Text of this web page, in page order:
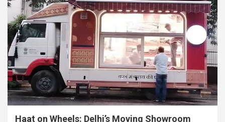
Haat on Wheels: Delhi’s Moving Showroom